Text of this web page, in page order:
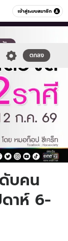
เข้าสู่ระบบสมาชิก
หมวดอื่นๆ
ตกลง
บคน
าห์ 6-